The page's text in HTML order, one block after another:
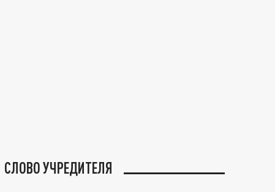
СЛОВО УЧРЕДИТЕЛЯ